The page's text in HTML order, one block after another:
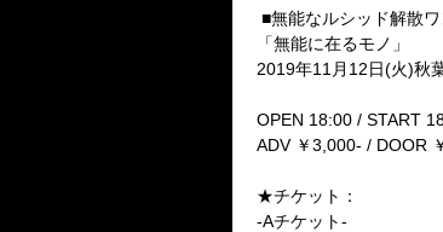
■無能なルシッド解散
「無能に在るモノ」
2019年11月12日(火)秋
OPEN 18:00 / START
ADV ￥3,000- / DOOR
★チケット：
-Aチケット-